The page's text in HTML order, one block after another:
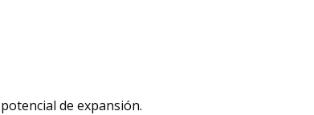
de expansión.